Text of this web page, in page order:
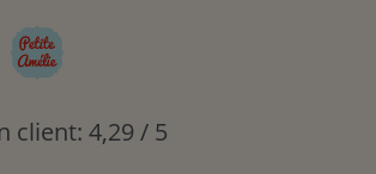
client: 4,29 / 5